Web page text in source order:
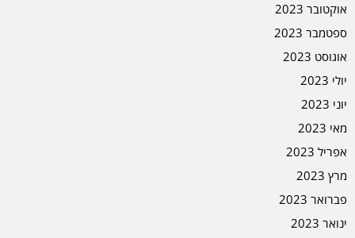
אוקטובר 2023
ספטמבר 2023
אוגוסט 2023
יולי 2023
יוני 2023
מאי 2023
אפריל 2023
מרץ 2023
פברואר 2023
ינואר 2023